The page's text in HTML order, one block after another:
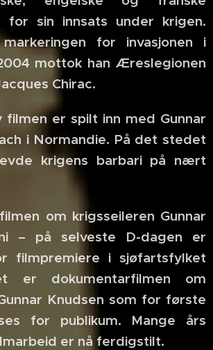
for sin innsats under krigen.
for invasjonen i
mottok han Æreslegionen
Chirac.
filmen er spilt inn med Gunnar
i Normandie. På det stedet
krigens barbari på nært
om krigsseileren Gunnar
– på selveste D-dagen er
filmpremiere i sjøfartsfylket
er dokumentarfilmen om
Knudsen som for første
for publikum. Mange års
er nå ferdigstilt.